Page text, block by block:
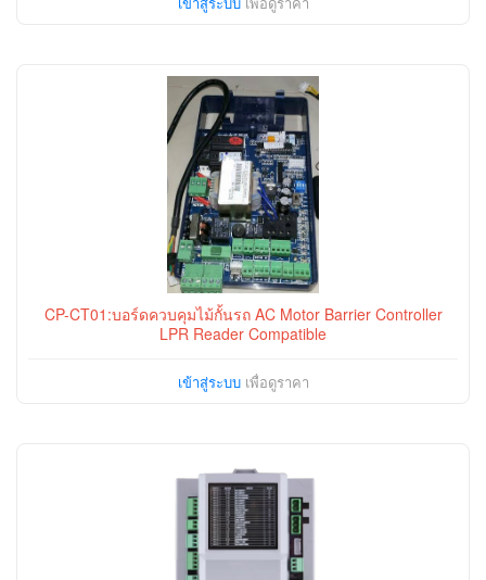
CP-CT01:บอร์ดควบคุมไม้กั้นรถ AC Motor Barrier Controller
LPR Reader Compatible
เข้าสู่ระบบเพื่อดูราคา